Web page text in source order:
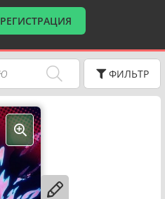
РЕГИСТРАЦИЯ
ФИЛЬТР